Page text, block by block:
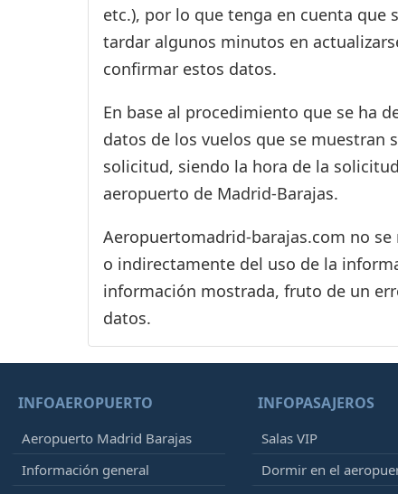
etc.), por lo que tenga en cuenta que
tardar algunos minutos en
confirmar estos datos.
En base al procedimiento que se ha
datos de los vuelos que se muestran
solicitud, siendo la hora de la
aeropuerto de Madrid-Barajas.
Aeropuertomadrid-barajas.com no
o indirectamente del uso de la
información mostrada, fruto de un
datos.
INFOAEROPUERTO
Aeropuerto Madrid Barajas
Información general
INFOPASAJEROS
Salas VIP
Dormir en el